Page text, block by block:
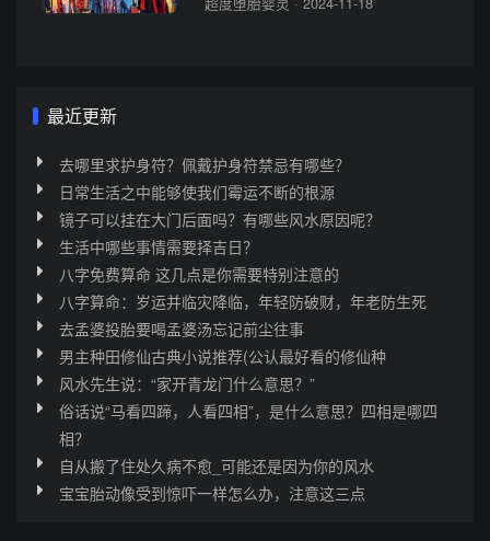
最近更新
去哪里求护身符？佩戴护身符禁忌有哪些？
日常生活之中能够使我们霉运不断的根源
镜子可以挂在大门后面吗？有哪些风水原因呢？
生活中哪些事情需要择吉日？
八字免费算命 这几点是你需要特别注意的
八字算命：岁运并临灾降临，年轻防破财，年老防生死
去孟婆投胎要喝孟婆汤忘记前尘往事
男主种田修仙古典小说推荐(公认最好看的修仙种
风水先生说：“家开青龙门什么意思？”
俗话说“马看四蹄，人看四相”，是什么意思？四相是哪四
相？
自从搬了住处久病不愈_可能还是因为你的风水
宝宝胎动像受到惊吓一样怎么办，注意这三点